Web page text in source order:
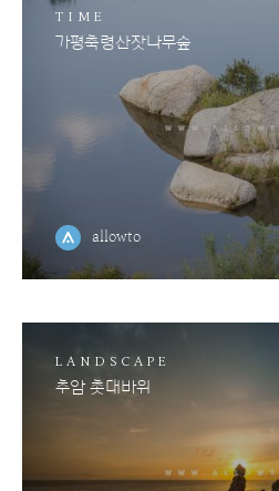
TIME
가평축령산잣나무숲
allowto
LANDSCAPE
추암 촛대바위